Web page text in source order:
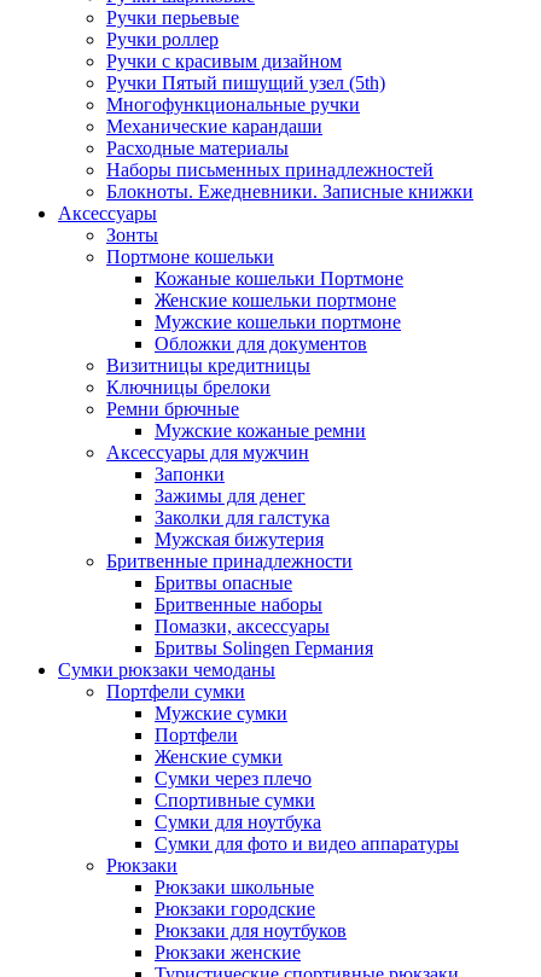
Ручки перьевые
Ручки роллер
Ручки с красивым дизайном
Ручки Пятый пишущий узел (5th)
Многофункциональные ручки
Механические карандаши
Расходные материалы
Наборы письменных принадлежностей
Блокноты. Ежедневники. Записные книжки
Аксессуары
Зонты
Портмоне кошельки
Кожаные кошельки Портмоне
Женские кошельки портмоне
Мужские кошельки портмоне
Обложки для документов
Визитницы кредитницы
Ключницы брелоки
Ремни брючные
Мужские кожаные ремни
Аксессуары для мужчин
Запонки
Зажимы для денег
Заколки для галстука
Мужская бижутерия
Бритвенные принадлежности
Бритвы опасные
Бритвенные наборы
Помазки, аксессуары
Бритвы Solingen Германия
Сумки рюкзаки чемоданы
Портфели сумки
Мужские сумки
Портфели
Женские сумки
Сумки через плечо
Спортивные сумки
Сумки для ноутбука
Сумки для фото и видео аппаратуры
Рюкзаки
Рюкзаки школьные
Рюкзаки городские
Рюкзаки для ноутбуков
Рюкзаки женские